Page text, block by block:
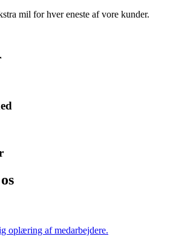
mil for hver eneste af vore kunder.
oplæring af medarbejdere.